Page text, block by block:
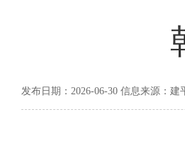
发布日期：2026-06-30 信息来源：建